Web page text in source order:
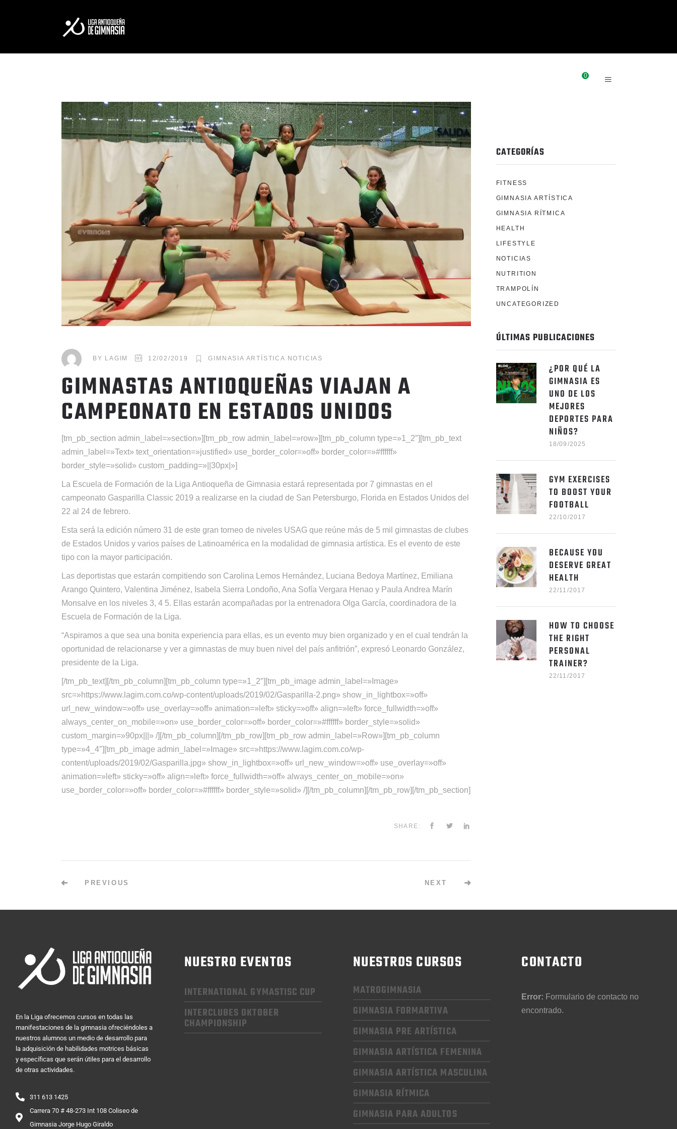
0
BY LAGIM 12/02/2019 GIMNASIA ARTÍSTICA NOTICIAS
GIMNASTAS ANTIOQUEÑAS VIAJAN A
CAMPEONATO EN ESTADOS UNIDOS
[tm_pb_section admin_label=»section»][tm_pb_row admin_label=»row»][tm_pb_column type=»1_2″][tm_pb_text
admin_label=»Text» text_orientation=»justified» use_border_color=»off» border_color=»#ffffff»
border_style=»solid» custom_padding=»||30px|»]
La Escuela de Formación de la Liga Antioqueña de Gimnasia estará representada por 7 gimnastas en el
campeonato Gasparilla Classic 2019 a realizarse en la ciudad de San Petersburgo, Florida en Estados Unidos del
22 al 24 de febrero.
Esta será la edición número 31 de este gran torneo de niveles USAG que reúne más de 5 mil gimnastas de clubes
de Estados Unidos y varios países de Latinoamérica en la modalidad de gimnasia artística. Es el evento de este
tipo con la mayor participación.
Las deportistas que estarán compitiendo son Carolina Lemos Hernández, Luciana Bedoya Martínez, Emiliana
Arango Quintero, Valentina Jiménez, Isabela Sierra Londoño, Ana Sofía Vergara Henao y Paula Andrea Marín
Monsalve en los niveles 3, 4 5. Ellas estarán acompañadas por la entrenadora Olga García, coordinadora de la
Escuela de Formación de la Liga.
“Aspiramos a que sea una bonita experiencia para ellas, es un evento muy bien organizado y en el cual tendrán la
oportunidad de relacionarse y ver a gimnastas de muy buen nivel del país anfitrión”, expresó Leonardo González,
presidente de la Liga.
[/tm_pb_text][/tm_pb_column][tm_pb_column type=»1_2″][tm_pb_image admin_label=»Image»
src=»https://www.lagim.com.co/wp-content/uploads/2019/02/Gasparilla-2.png» show_in_lightbox=»off»
url_new_window=»off» use_overlay=»off» animation=»left» sticky=»off» align=»left» force_fullwidth=»off»
always_center_on_mobile=»on» use_border_color=»off» border_color=»#ffffff» border_style=»solid»
custom_margin=»90px|||» /][/tm_pb_column][/tm_pb_row][tm_pb_row admin_label=»Row»][tm_pb_column
type=»4_4″][tm_pb_image admin_label=»Image» src=»https://www.lagim.com.co/wp-
content/uploads/2019/02/Gasparilla.jpg» show_in_lightbox=»off» url_new_window=»off» use_overlay=»off»
animation=»left» sticky=»off» align=»left» force_fullwidth=»off» always_center_on_mobile=»on»
use_border_color=»off» border_color=»#ffffff» border_style=»solid» /][/tm_pb_column][/tm_pb_row][/tm_pb_section]
SHARE:
PREVIOUS NEXT
CATEGORÍAS
FITNESS
GIMNASIA ARTÍSTICA
GIMNASIA RÍTMICA
HEALTH
LIFESTYLE
NOTICIAS
NUTRITION
TRAMPOLÍN
UNCATEGORIZED
ÚLTIMAS PUBLICACIONES
¿POR QUÉ LA
GIMNASIA ES
UNO DE LOS
MEJORES
DEPORTES PARA
NIÑOS?
18/09/2025
GYM EXERCISES
TO BOOST YOUR
FOOTBALL
22/10/2017
BECAUSE YOU
DESERVE GREAT
HEALTH
22/11/2017
HOW TO CHOOSE
THE RIGHT
PERSONAL
TRAINER?
22/11/2017
En la Liga ofrecemos cursos en todas las
manifestaciones de la gimnasia ofreciéndoles a
nuestros alumnos un medio de desarrollo para
la adquisición de habilidades motrices básicas
y específicas que serán útiles para el desarrollo
de otras actividades.
311 613 1425
Carrera 70 # 48-273 Int 108 Coliseo de
Gimnasia Jorge Hugo Giraldo
NUESTRO EVENTOS
INTERNATIONAL GYMASTISC CUP
INTERCLUBES OKTOBER
CHAMPIONSHIP
NUESTROS CURSOS
MATROGIMNASIA
GIMNASIA FORMARTIVA
GIMNASIA PRE ARTÍSTICA
GIMNASIA ARTÍSTICA FEMENINA
GIMNASIA ARTÍSTICA MASCULINA
GIMNASIA RÍTMICA
GIMNASIA PARA ADULTOS
CONTACTO
Error: Formulario de contacto no
encontrado.